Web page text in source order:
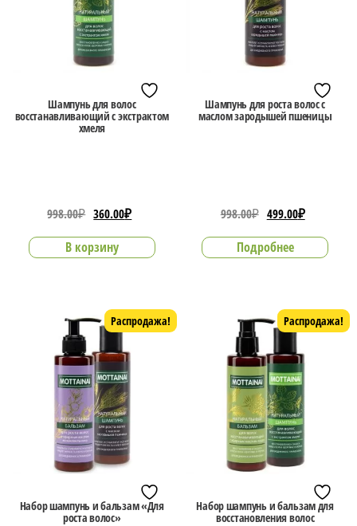
Шампунь для волос
восстанавливающий с экстрактом
хмеля
998.00₽ Первоначальная
цена
составляла
360.00₽
цена:
360.00₽.
В корзину
Шампунь для роста волос с
маслом зародышей пшеницы
998.00₽ Первоначальная
цена
составляла
499.00₽
цена:
499.00₽.
Подробнее
Набор шампунь и бальзам «Для
роста волос»
Распродажа!
Набор шампунь и бальзам для
восстановления волос
Распродажа!